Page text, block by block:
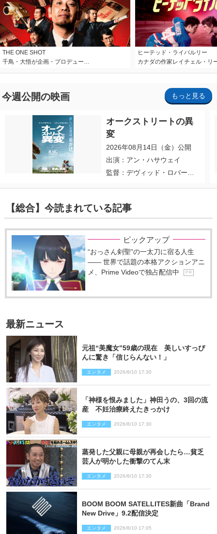
THE ONE SHOT
千鳥・大悟が企画・プロデュー…
ヒーテッド・ライバルリー
カナダの作家レイチェル・リ
今週公開の映画 もっと見る
オークストリートの異
変
2026年08月14日（金）公開
出演：アン・ハサウェイ
監督：デヴィッド・ロバー
【総合】今読まれている記事
ピックアップ
“おっさん剣聖”の一太刀に宿る人生
―― 世界で話題の本格アクションアニ
メ、Prime Videoで独占配信中
P R
最新ニュース
元祖“美魔女”59歳の現在 美しいすっぴ
んに驚き「信じらんない！」
エンタメ 2026/8/10 17:30
「神様を恨みました」神田うの、3回の流
産 不妊治療終えたきっかけ
エンタメ 2026/8/10 17:30
蒸発した父親に母親が再会したら…貧乏
芸人が明かした衝撃のてん末
エンタメ 2026/8/10 17:30
BOOM BOOM SATELLITES新曲「Brand
New Drive」9.2配信決定
エンタメ 2026/8/10 17:05